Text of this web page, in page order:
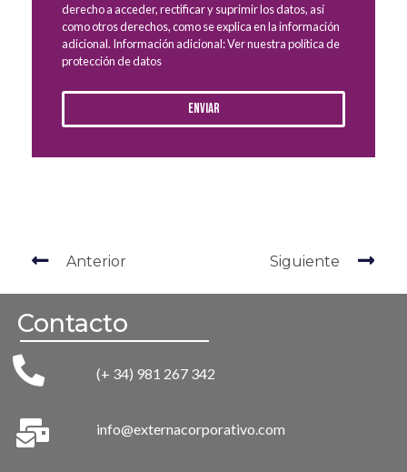
derecho a acceder, rectificar y suprimir los datos, así
como otros derechos, como se explica en la información
adicional. Información adicional: Ver nuestra política de
protección de datos
Enviar
Anterior Siguiente
Contacto
(+ 34) 981 267 342
info@externacorporativo.com